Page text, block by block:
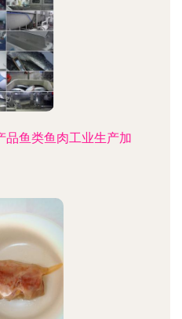
品鱼类鱼肉工业生产加